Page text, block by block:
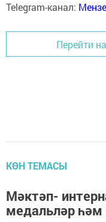
Telegram-канал:
Перейти
КӨН ТЕМАСЫ
Мәктәп-
медальләр